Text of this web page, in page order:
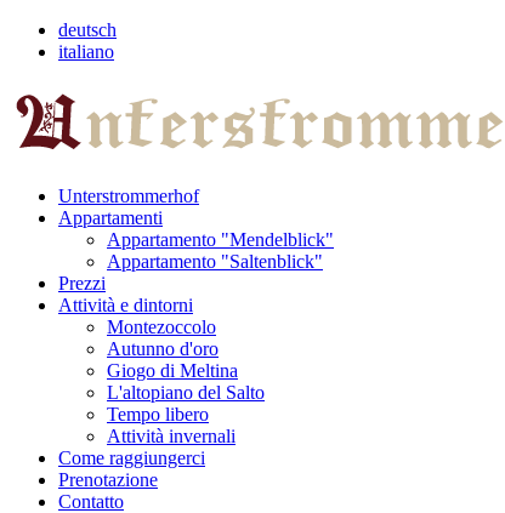
deutsch
italiano
Unterstrommerhof
Appartamenti
Appartamento "Mendelblick"
Appartamento "Saltenblick"
Prezzi
Attività e dintorni
Montezoccolo
Autunno d'oro
Giogo di Meltina
L'altopiano del Salto
Tempo libero
Attività invernali
Come raggiungerci
Prenotazione
Contatto